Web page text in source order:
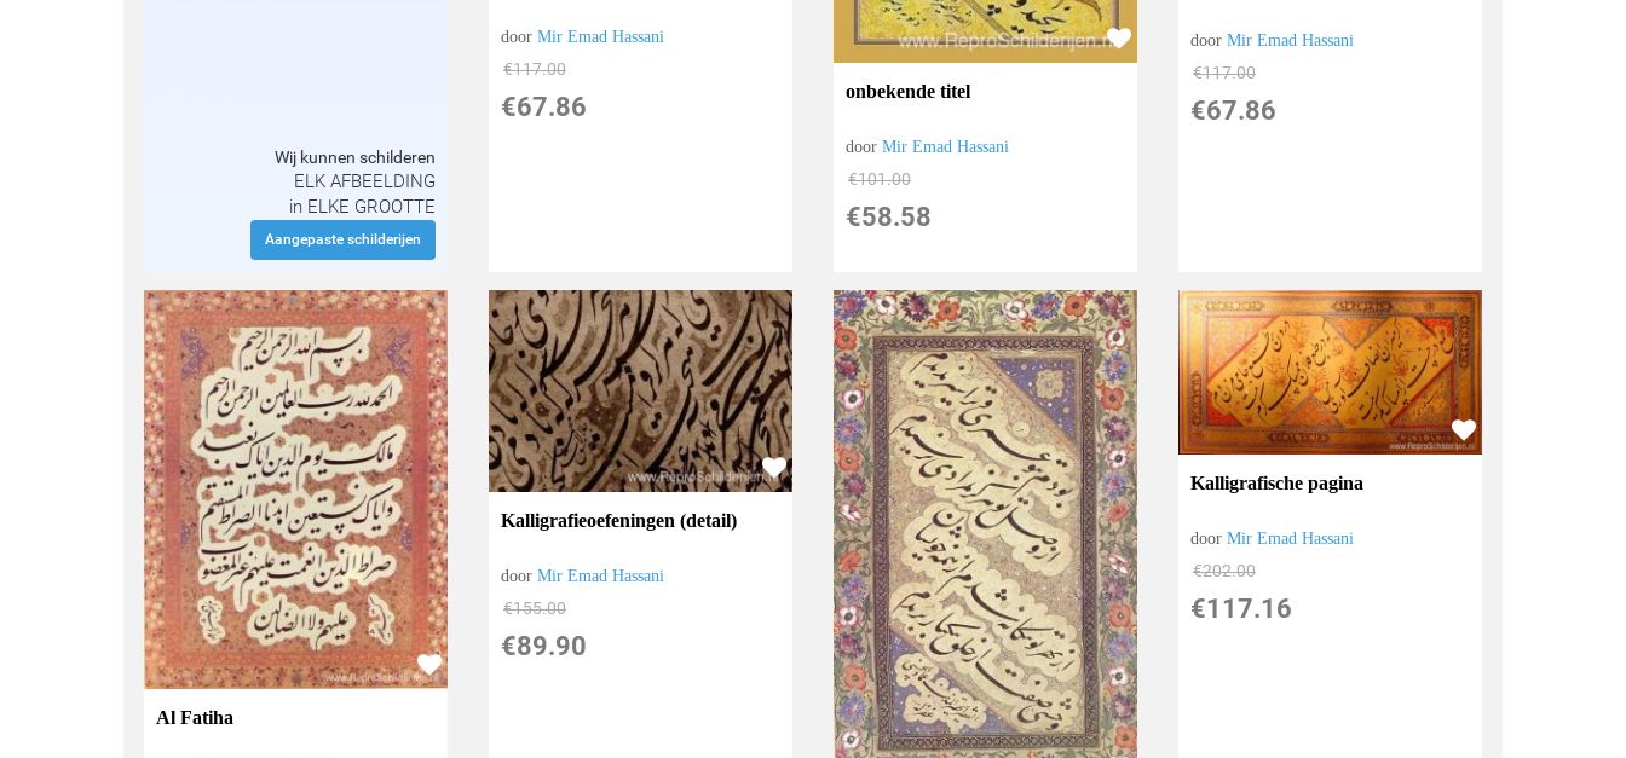
Wij kunnen schilderen
ELK AFBEELDING
in ELKE GROOTTE
Aangepaste schilderijen
doorMir Emad Hassani
€117.00
€67.86
onbekende titel
doorMir Emad Hassani
€101.00
€58.58
doorMir Emad Hassani
€117.00
€67.86
Al Fatiha
Kalligrafieoefeningen (detail)
doorMir Emad Hassani
€155.00
€89.90
Kalligrafische pagina
doorMir Emad Hassani
€202.00
€117.16